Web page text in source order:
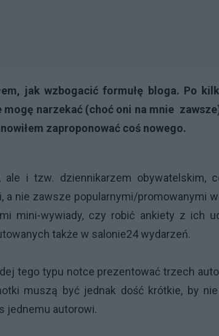
jak wzbogacić formułę bloga. Po
narzekać (choć oni na mnie
zaproponować coś nowego.
i tzw. dziennikarzem obywatelskim,
nie zawsze popularnymi/promowanymi
mini-wywiady, czy robić ankiety z ich
także w salonie24 wydarzeń.
tego typu notce prezentować trzech
muszą być jednak dość krótkie, by
jednemu autorowi.